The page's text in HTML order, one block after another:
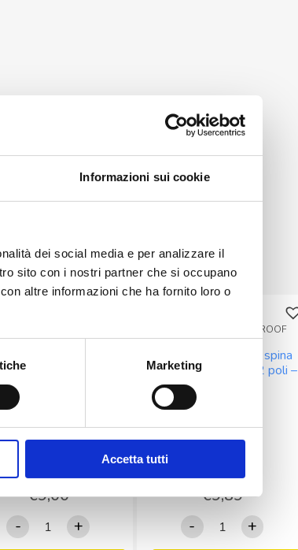
Informazioni sui cookie
dei social media e per analizzare il
sito con i nostri partner che si occupano
altre informazioni che ha fornito loro o
Marketing
Accetta tutti
serie SP13 5 poli –
€9,00
-
Connettore
circolare
+
CONNETTORI WATERPROOF
Connettore circolare spina
volante serie SP21 2 poli –
30A – IP68
€9,89
-
Connettore
circolare
+